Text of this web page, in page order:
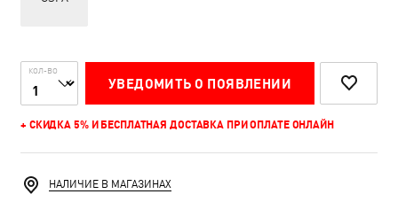
КОЛ-ВО
УВЕДОМИТЬ О ПОЯВЛЕНИИ
+ СКИДКА 5% И БЕСПЛАТНАЯ ДОСТАВКА ПРИ ОПЛАТЕ ОНЛАЙН
НАЛИЧИЕ В МАГАЗИНАХ